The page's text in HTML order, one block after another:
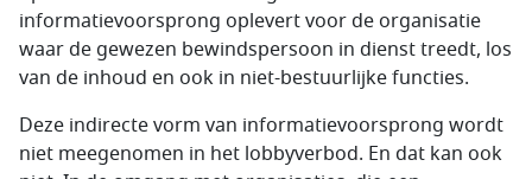
informatievoorsprong oplevert voor de organisatie
waar de gewezen bewindspersoon in dienst treedt, los
van de inhoud en ook in niet-bestuurlijke functies.
Deze indirecte vorm van informatievoorsprong wordt
niet meegenomen in het lobbyverbod. En dat kan ook